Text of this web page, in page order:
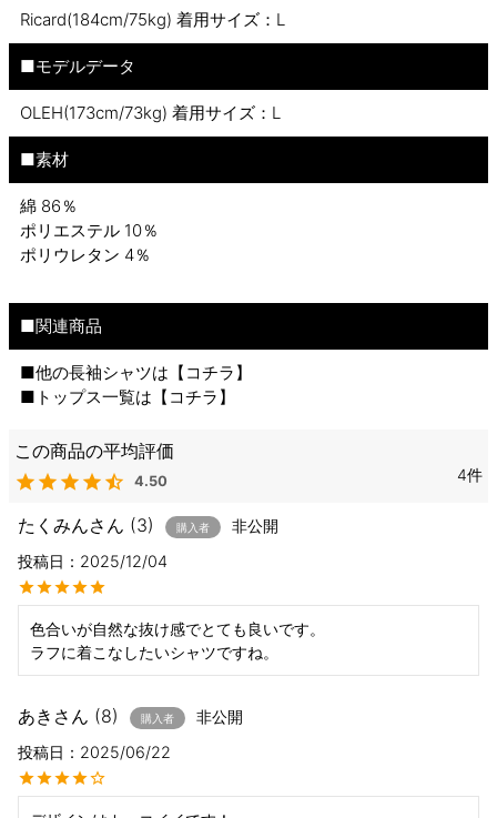
Ricard(184cm/75kg) 着用サイズ：L
■モデルデータ
OLEH(173cm/73kg) 着用サイズ：L
■素材
綿 86％
ポリエステル 10％
ポリウレタン 4％
■関連商品
■他の長袖シャツは【 コチラ 】
■トップス一覧は【 コチラ 】
4.50 4
たくみん 3 購入者
非公開
投稿日
2025/12/04
色合いが自然な抜け感でとても良いです。
ラフに着こなしたいシャツですね。
あき 8 購入者
非公開
投稿日
2025/06/22